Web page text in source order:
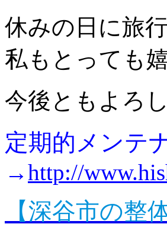
休みの日に旅
私もとっても
今後ともよろ
定期的メンテ
→http://
【深谷市の整